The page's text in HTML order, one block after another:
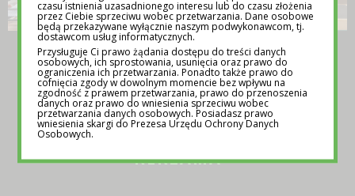
TEMATY NA LEKCJE WYCHOWAWCZE –
POMOC DLA NAUCZYCIELI
12 MAJA 2025
REKLAMA
czasu istnienia uzasadnionego interesu lub do czasu złożenia
przez Ciebie sprzeciwu wobec przetwarzania. Dane osobowe
będą przekazywane wyłącznie naszym podwykonawcom, tj.
dostawcom usług informatycznych.
Przysługuje Ci prawo żądania dostępu do treści danych
osobowych, ich sprostowania, usunięcia oraz prawo do
ograniczenia ich przetwarzania. Ponadto także prawo do
cofnięcia zgody w dowolnym momencie bez wpływu na
zgodność z prawem przetwarzania, prawo do przenoszenia
danych oraz prawo do wniesienia sprzeciwu wobec
przetwarzania danych osobowych. Posiadasz prawo
wniesienia skargi do Prezesa Urzędu Ochrony Danych
Osobowych.